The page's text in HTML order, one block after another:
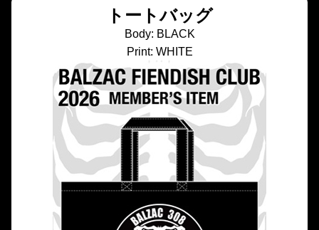
トートバッグ
Body: BLACK
Print: WHITE